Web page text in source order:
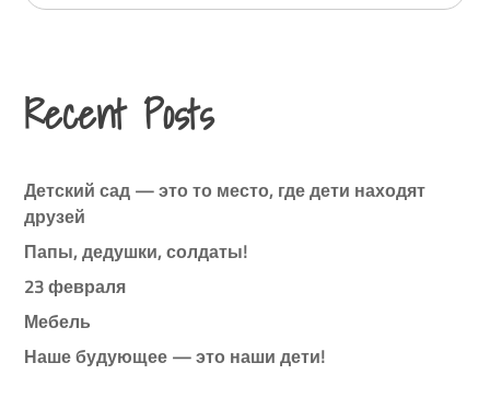
Recent Posts
Детский сад — это то место, где дети находят
друзей
Папы, дедушки, солдаты!
23 февраля
Мебель
Наше будующее — это наши дети!